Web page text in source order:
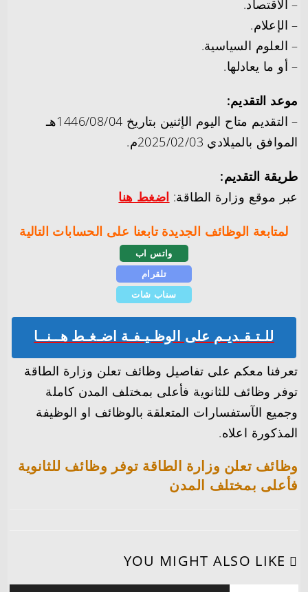
– الاقتصاد.
– الإعلام.
– العلوم السياسية.
– أو ما يعادلها.
موعد التقديم:
– التقديم متاح اليوم الإثنين بتاريخ 1446/08/04هـ
الموافق بالميلادي 2025/02/03م.
طريقة التقديم:
عبر موقع وزارة الطاقة: اضغط هنا
لمتابعة الوظائف الجديدة تابعنا على الحسابات التالية
واتس اب
تلقرام
سناب شات
للـتـقـديـم على الوظـيـفـة اضـغـط هــنــا
تعرفنا معكم على تفاصيل وظائف تعلن وزارة الطاقة
توفر وظائف للثانوية فأعلى بمختلف المدن كاملة
وجميع الآستفسارات المتعلقة بالوظائف او الوظيفة
المذكورة اعلاه.
وظائف تعلن وزارة الطاقة توفر وظائف للثانوية
فأعلى بمختلف المدن
YOU MIGHT ALSO LIKE